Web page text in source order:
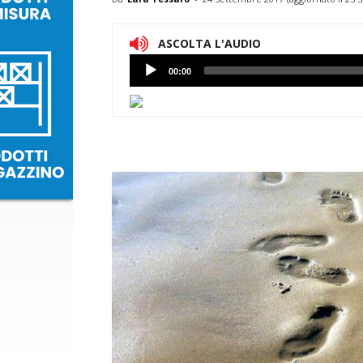
ASCOLTA L'AUDIO
Lettore
Audio
00:00